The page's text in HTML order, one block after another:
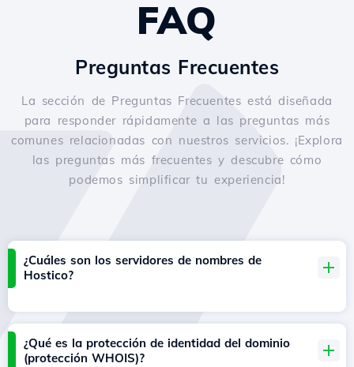
FAQ
Preguntas Frecuentes
La sección de Preguntas Frecuentes está diseñada
para responder rápidamente a las preguntas más
comunes relacionadas con nuestros servicios. ¡Explora
las preguntas más frecuentes y descubre cómo
podemos simplificar tu experiencia!
¿Cuáles son los servidores de nombres de
Hostico?
¿Qué es la protección de identidad del dominio
(protección WHOIS)?